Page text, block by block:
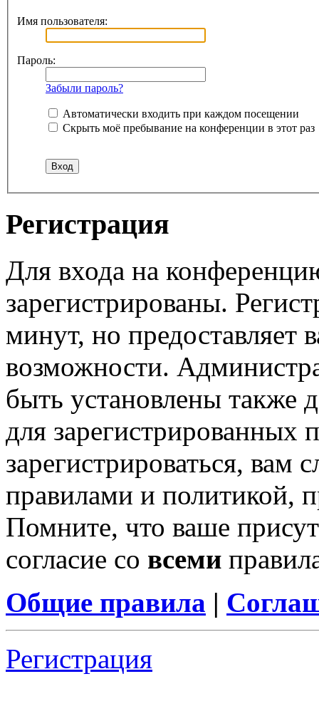
Имя пользователя:
Пароль:
Забыли пароль?
Автоматически входить при каждом посещении
Скрыть моё пребывание на конференции в этот раз
Регистрация
Для входа на
зарегистрированы.
минут, но предоставляет
возможности.
быть установлены также
для зарегистрированных
зарегистрироваться, вам
правилами и политикой,
Помните, что ваше
согласие со всеми
Общие правила |
Регистрация